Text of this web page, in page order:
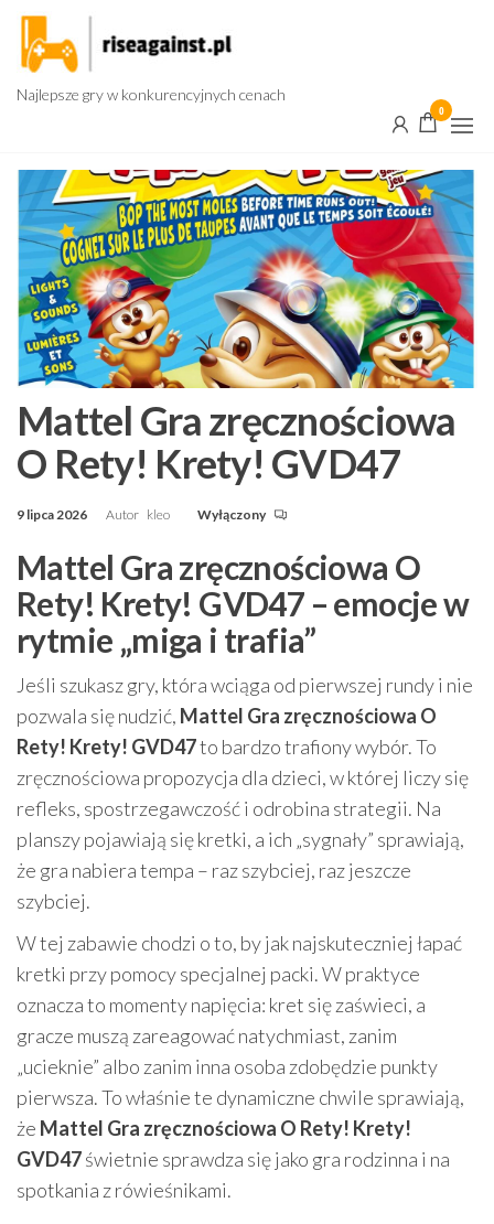
Przejdź
treści
Najlepsze gry w konkurencyjnych cenach
0
Mattel Gra zręcznościowa
O Rety! Krety! GVD47
9 lipca 2026 Autor kleo Wyłączony
Mattel Gra zręcznościowa O
Rety! Krety! GVD47 – emocje w
rytmie „miga i trafia”
Jeśli szukasz gry, która wciąga od pierwszej rundy i nie
pozwala się nudzić, Mattel Gra zręcznościowa O
Rety! Krety! GVD47to bardzo trafiony wybór. To
zręcznościowa propozycja dla dzieci, w której liczy się
refleks, spostrzegawczość i odrobina strategii. Na
planszy pojawiają się kretki, a ich „sygnały” sprawiają,
że gra nabiera tempa – raz szybciej, raz jeszcze
szybciej.
W tej zabawie chodzi o to, by jak najskuteczniej łapać
kretki przy pomocy specjalnej packi. W praktyce
oznacza to momenty napięcia: kret się zaświeci, a
gracze muszą zareagować natychmiast, zanim
„ucieknie” albo zanim inna osoba zdobędzie punkty
pierwsza. To właśnie te dynamiczne chwile sprawiają,
że Mattel Gra zręcznościowa O Rety! Krety!
GVD47świetnie sprawdza się jako gra rodzinna i na
spotkania z rówieśnikami.